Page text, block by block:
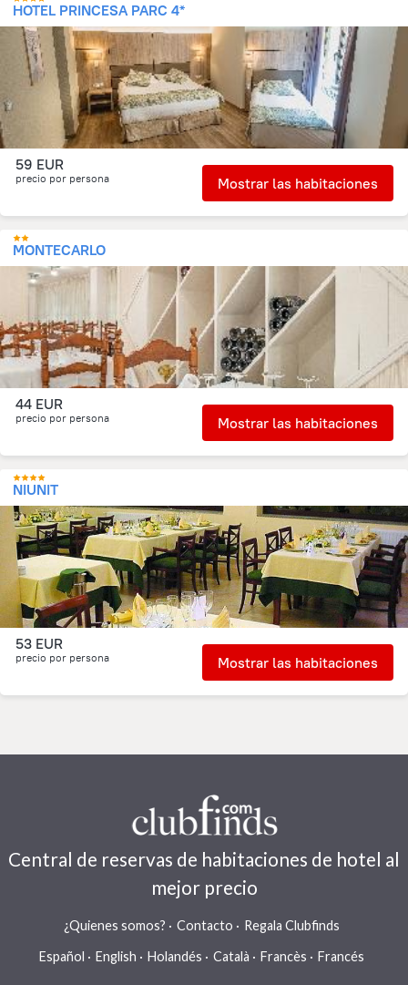
HOTEL PRINCESA PARC 4*
59 EUR
precio por persona Mostrar las habitaciones
MONTECARLO
44 EUR
precio por persona Mostrar las habitaciones
NIUNIT
53 EUR
precio por persona Mostrar las habitaciones
Central de reservas de habitaciones de hotel al
mejor precio
¿Quienes somos? Contacto
Regala Clubfinds
Español
English Holandés Català Francès Francés